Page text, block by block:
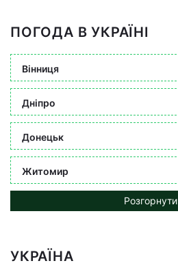
ПОГОДА В УКРАЇНІ
Вінниця
Дніпро
Донецьк
Житомир
Розгорнути
УКРАЇНА